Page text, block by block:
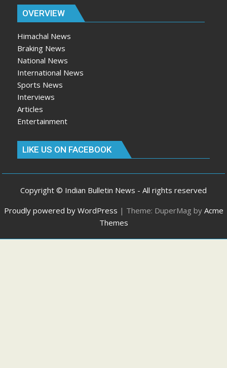
OVERVIEW
Himachal News
Braking News
National News
International News
Sports News
Interviews
Articles
Entertainment
LIKE US ON FACEBOOK
Copyright © Indian Bulletin News - All rights reserved
Proudly powered by WordPress | Theme: DuperMag by Acme
Themes